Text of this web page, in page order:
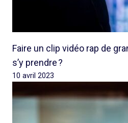
Faire un clip vidéo rap de
s’y prendre ?
10 avril 2023